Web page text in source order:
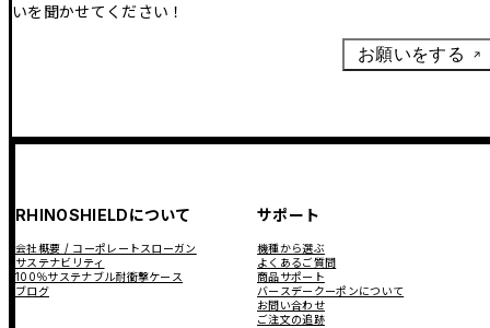
いを聞かせてください！
お願いをする
RHINOSHIELDについて
会社概要 / コーポレートスローガン
サステナビリティ
100％サステナブル耐衝撃ケース
ブログ
サポート
機種から選ぶ
よくあるご質問
商品サポート
バースデークーポンについて
お問い合わせ
ご注文の追跡